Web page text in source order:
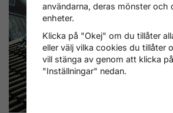
användarna, deras mönster och
enheter.
Klicka på "Okej" om du tillåter
eller välj vilka cookies du tillåter
vill stänga av genom att klicka på
"Inställningar" nedan.